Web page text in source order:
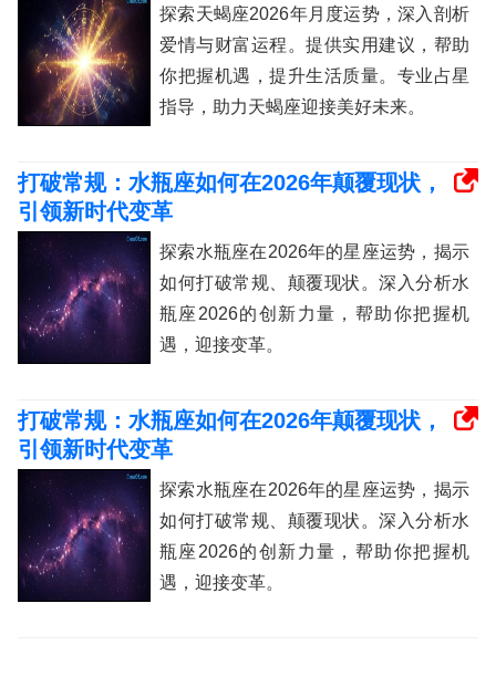
探索天蝎座2026年月度运势，深入剖析
爱情与财富运程。提供实用建议，帮助
你把握机遇，提升生活质量。专业占星
指导，助力天蝎座迎接美好未来。
打破常规：水瓶座如何在2026年颠覆现状，
引领新时代变革
探索水瓶座在2026年的星座运势，揭示
如何打破常规、颠覆现状。深入分析水
瓶座2026的创新力量，帮助你把握机
遇，迎接变革。
打破常规：水瓶座如何在2026年颠覆现状，
引领新时代变革
探索水瓶座在2026年的星座运势，揭示
如何打破常规、颠覆现状。深入分析水
瓶座2026的创新力量，帮助你把握机
遇，迎接变革。